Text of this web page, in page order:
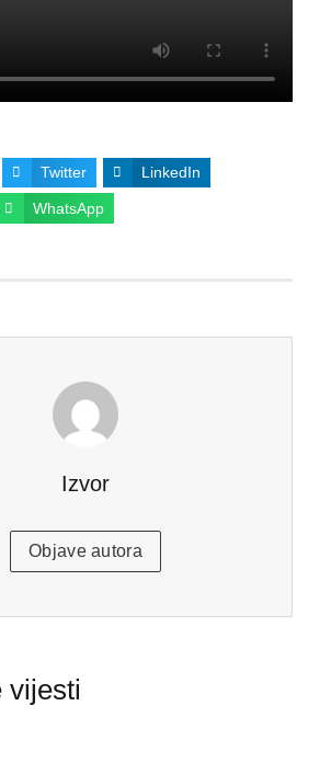
Twitter LinkedIn
WhatsApp
Izvor
Objave autora
vijesti